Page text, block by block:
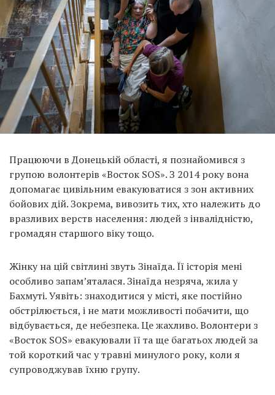
Працюючи в Донецькій області, я познайомився з
групою волонтерів «Восток SOS». З 2014 року вона
допомагає цивільним евакуюватися з зон активних
бойових дій. Зокрема, вивозить тих, хто належить до
вразливих верств населення: людей з інвалідністю,
громадян старшого віку тощо.
Жінку на цій світлині звуть Зінаїда. Її історія мені
особливо запам’яталася. Зінаїда незряча, жила у
Бахмуті. Уявіть: знаходитися у місті, яке постійно
обстрілюється, і не мати можливості побачити, що
відбувається, де небезпека. Це жахливо. Волонтери з
«Восток SOS» евакуювали її та ще багатьох людей за
той короткий час у травні минулого року, коли я
супроводжував їхню групу.